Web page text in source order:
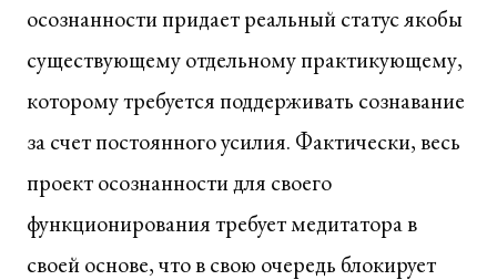
осознанности придает реальный статус якобы
существующему отдельному практикующему,
которому требуется поддерживать сознавание
за счет постоянного усилия. Фактически, весь
проект осознанности для своего
функционирования требует медитатора в
своей основе, что в свою очередь блокирует